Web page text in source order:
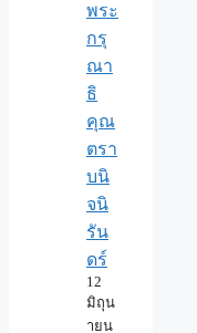
พระ
กรุ
ณา
ธิ
คุณ
ตรา
บนิ
จนิ
รัน
ดร์
12
มิถุน
ายน